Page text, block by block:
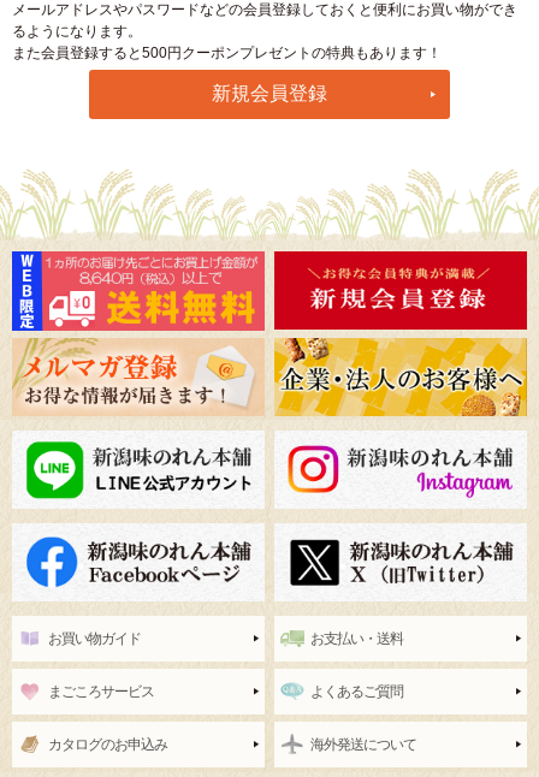
メールアドレスやパスワードなどの会員登録しておくと便利にお買い物ができ
るようになります。
また会員登録すると500円クーポンプレゼントの特典もあります！
お買い物ガイド お支払い・送料
まごころサービス よくあるご質問
カタログのお申込み 海外発送について